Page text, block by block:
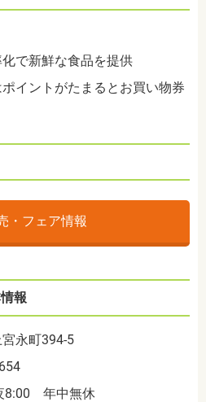
で新鮮な食品を提供
ポイントがたまるとお買い物券
・フェア情報
報
永町394-5
8:00 年中無休